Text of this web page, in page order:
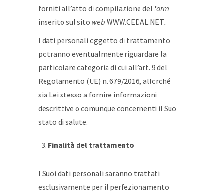
forniti all’atto di compilazione del form
inserito sul sito web WWW.CEDAL.NET.
I dati personali oggetto di trattamento
potranno eventualmente riguardare la
particolare categoria di cui all’art. 9 del
Regolamento (UE) n. 679/2016, allorché
sia Lei stesso a fornire informazioni
descrittive o comunque concernenti il Suo
stato di salute.
Finalità del trattamento
I Suoi dati personali saranno trattati
esclusivamente per il perfezionamento